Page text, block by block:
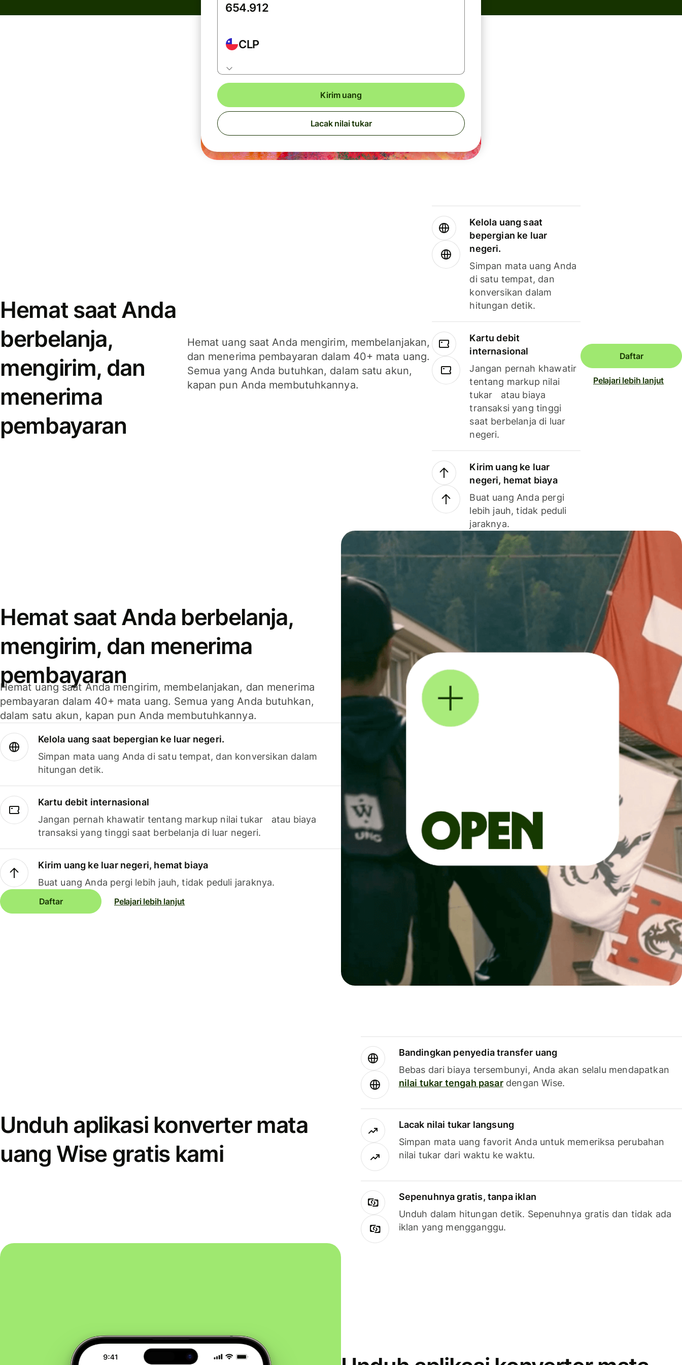
CLP
Kirim uang
Lacak nilai tukar
Hemat saat Anda
berbelanja,
mengirim, dan
menerima
pembayaran
Hemat uang saat Anda mengirim, membelanjakan,
dan menerima pembayaran dalam 40+ mata uang.
Semua yang Anda butuhkan, dalam satu akun,
kapan pun Anda membutuhkannya.
Kelola uang saat
bepergian ke luar
negeri.
Simpan mata uang Anda
di satu tempat, dan
konversikan dalam
hitungan detik.
Kartu debit
internasional
Jangan pernah khawatir
tentang markup nilai
tukar atau biaya
transaksi yang tinggi
saat berbelanja di luar
negeri.
Kirim uang ke luar
negeri, hemat biaya
Buat uang Anda pergi
lebih jauh, tidak peduli
jaraknya.
Daftar
Pelajari lebih lanjut
Hemat saat Anda berbelanja,
mengirim, dan menerima
pembayaran
Hemat uang saat Anda mengirim, membelanjakan, dan menerima
pembayaran dalam 40+ mata uang. Semua yang Anda butuhkan,
dalam satu akun, kapan pun Anda membutuhkannya.
Kelola uang saat bepergian ke luar negeri.
Simpan mata uang Anda di satu tempat, dan konversikan dalam
hitungan detik.
Kartu debit internasional
Jangan pernah khawatir tentang markup nilai tukar atau biaya
transaksi yang tinggi saat berbelanja di luar negeri.
Kirim uang ke luar negeri, hemat biaya
Buat uang Anda pergi lebih jauh, tidak peduli jaraknya.
Daftar Pelajari lebih lanjut
Unduh aplikasi konverter mata
uang Wise gratis kami
Bandingkan penyedia transfer uang
Bebas dari biaya tersembunyi, Anda akan selalu mendapatkan
nilai tukar tengah pasardengan Wise.
Lacak nilai tukar langsung
Simpan mata uang favorit Anda untuk memeriksa perubahan
nilai tukar dari waktu ke waktu.
Sepenuhnya gratis, tanpa iklan
Unduh dalam hitungan detik. Sepenuhnya gratis dan tidak ada
iklan yang mengganggu.